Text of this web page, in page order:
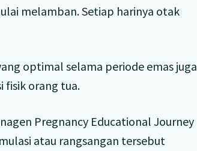
melamban. Setiap harinya otak
optimal selama periode emas juga
fisik orang tua.
Pregnancy Educational Journey
atau rangsangan tersebut